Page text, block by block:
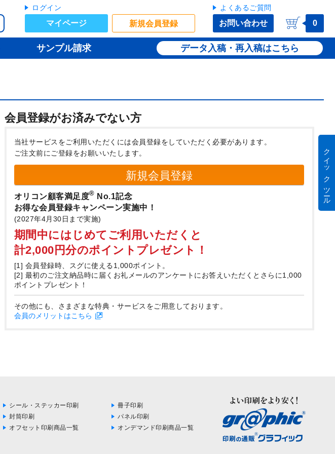
ログイン
マイページ 新規会員登録
よくあるご質問
お問い合わせ 0
サンプル請求 データ入稿・再入稿
会員登録がお済みでない方
当社サービスをご利用いただくには会員登録をしていただく必要があります。
ご注文前にご登録をお願いいたします。
新規会員登録
オリコン顧客満足度® No.1記念
お得な会員登録キャンペーン実施中！
(2027年4月30日まで実施)
期間中にはじめてご利用いただくと
計2,000円分のポイントプレゼント！
[1] 会員登録時、スグに使える1,000ポイント。
[2] 最初のご注文納品時に届くお礼メールのアンケートにお答えいただくとさらに1,000
ポイントプレゼント！
その他にも、さまざまな特典・サービスをご用意しております。
会員のメリットはこちら
シール・ステッカー印刷
冊子印刷
封筒印刷
パネル印刷
オフセット印刷商品一覧
オンデマンド印刷商品一覧
クイック ツール